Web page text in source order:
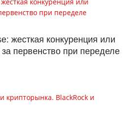
жесткая конкуренция или
первенство при переделе